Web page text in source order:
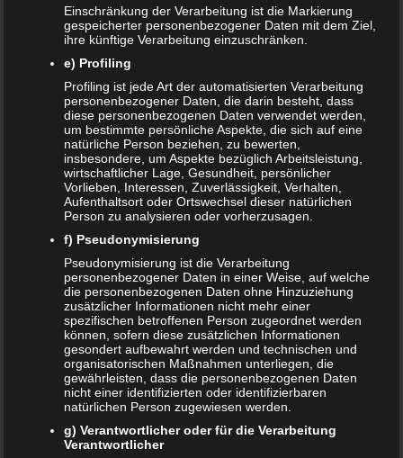
Mineralwasser (mit viel Kohlensäure) hinzugeben.
Nicht zu schnell vermischen, da sich ansonsten die
Kohlensäure verflüchtigt.
Etwas Speiseöl oder Kokosfett in die Pfanne geben.
Jetzt eine Kelle Teig vorsichtig in die Mitte der
vorgewärmten Pfanne geben.
Von beiden Seiten wenige Minuten auf mittlerer
Flamme braun werden lassen. Bei Bedarf einen
Pfannendeckel nutzen, damit die obere Seite nicht zu
flüssig bleibt.
Danach kannst du deine Kreativität mit dem Pfannkuchen
ausleben. Puderzucker, Nutella und Banane, Marmelade,
Honig, Zimt und Zucker oder einfach nur so – erlaubt ist,
was gefällt. Einfach lecker!
Bewertung:
Post Save
T
e
l
Redakteur:Arne
Einschränkung der Verarbeitung ist die Markierung
gespeicherter personenbezogener Daten mit dem Ziel,
ihre künftige Verarbeitung einzuschränken.
e) Profiling
Profiling ist jede Art der automatisierten Verarbeitung
personenbezogener Daten, die darin besteht, dass
diese personenbezogenen Daten verwendet werden,
um bestimmte persönliche Aspekte, die sich auf eine
natürliche Person beziehen, zu bewerten,
insbesondere, um Aspekte bezüglich Arbeitsleistung,
wirtschaftlicher Lage, Gesundheit, persönlicher
Vorlieben, Interessen, Zuverlässigkeit, Verhalten,
Aufenthaltsort oder Ortswechsel dieser natürlichen
Person zu analysieren oder vorherzusagen.
f) Pseudonymisierung
Pseudonymisierung ist die Verarbeitung
personenbezogener Daten in einer Weise, auf welche
die personenbezogenen Daten ohne Hinzuziehung
zusätzlicher Informationen nicht mehr einer
spezifischen betroffenen Person zugeordnet werden
können, sofern diese zusätzlichen Informationen
gesondert aufbewahrt werden und technischen und
organisatorischen Maßnahmen unterliegen, die
gewährleisten, dass die personenbezogenen Daten
nicht einer identifizierten oder identifizierbaren
natürlichen Person zugewiesen werden.
g) Verantwortlicher oder für die Verarbeitung
Verantwortlicher